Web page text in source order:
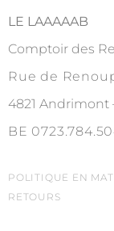
LE LAAAAAB
Comptoir des
Rue de
4821 Andrimont
BE
POLITIQUE EN
RETOURS